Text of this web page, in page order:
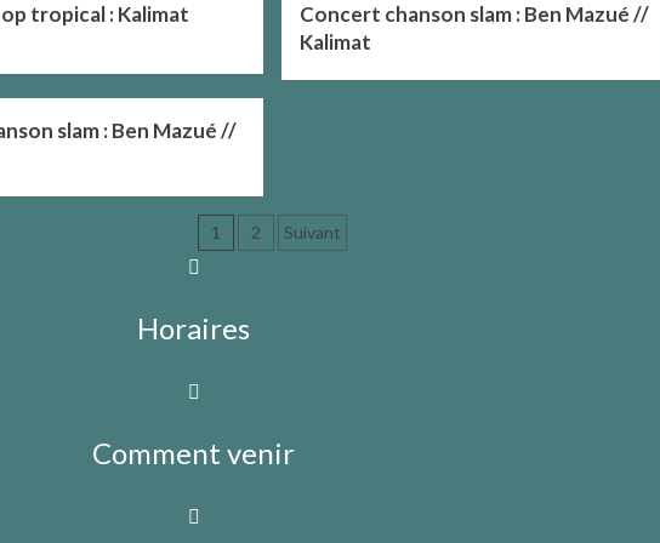
tropical : Kalimat
Concert chanson slam : Ben Mazué //
Kalimat
slam : Ben Mazué //
1 2 Suivant
Horaires
Comment venir